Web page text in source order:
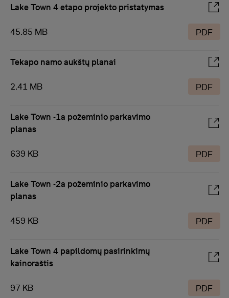
Lake Town 4 etapo projekto pristatymas
45.85 MB PDF
Tekapo namo aukštų planai
2.41 MB PDF
Lake Town -1a požeminio parkavimo
planas
639 KB PDF
Lake Town -2a požeminio parkavimo
planas
459 KB PDF
Lake Town 4 papildomų pasirinkimų
kainoraštis
97 KB PDF